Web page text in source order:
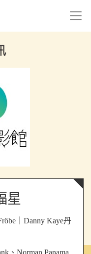
星
｜Danny Kaye丹
、Norman Panama